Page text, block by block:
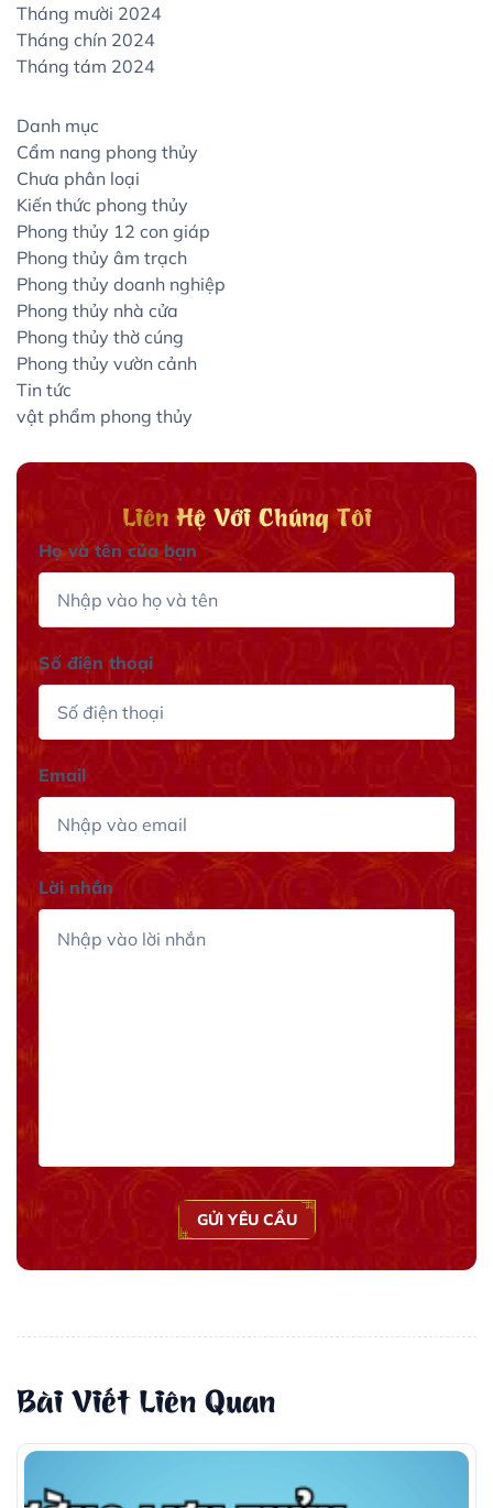
Tháng mười 2024
Tháng chín 2024
Tháng tám 2024
Danh mục
Cẩm nang phong thủy
Chưa phân loại
Kiến thức phong thủy
Phong thủy 12 con giáp
Phong thủy âm trạch
Phong thủy doanh nghiệp
Phong thủy nhà cửa
Phong thủy thờ cúng
Phong thủy vườn cảnh
Tin tức
vật phẩm phong thủy
Liên Hệ Với Chúng Tôi
Họ và tên của bạn
Số điện thoại
Email
Lời nhắn
GỬI YÊU CẦU
Bài Viết Liên Quan